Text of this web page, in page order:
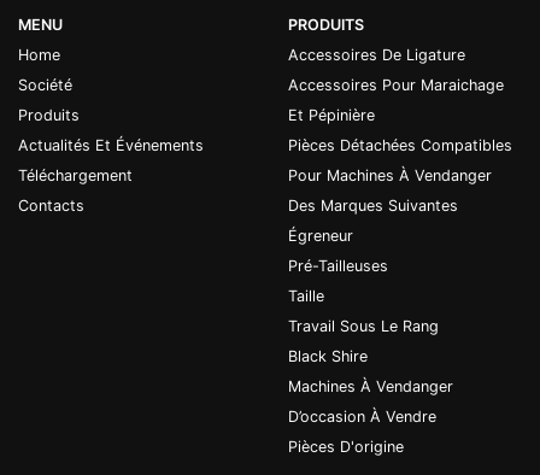
MENU
Home
Société
Produits
Actualités Et Événements
Téléchargement
Contacts
PRODUITS
Accessoires De Ligature
Accessoires Pour Maraichage
Et Pépinière
Pièces Détachées Compatibles
Pour Machines À Vendanger
Des Marques Suivantes
Égreneur
Pré-Tailleuses
Taille
Travail Sous Le Rang
Black Shire
Machines À Vendanger
D’occasion À Vendre
Pièces D'origine